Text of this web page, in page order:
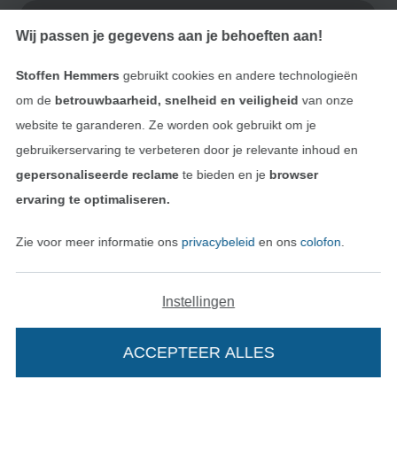
Contact
Bestelling herroepen
Vind meer inspiratie
Wij passen je gegevens aan je behoeften aan!
Stoffen Hemmers gebruikt cookies en andere technologieën
om de betrouwbaarheid, snelheid en veiligheid van onze
website te garanderen. Ze worden ook gebruikt om je
gebruikerservaring te verbeteren door je relevante inhoud en
gepersonaliseerde reclamete bieden en je browser
ervaring te optimaliseren.
Zie voor meer informatie ons privacybeleid en ons colofon
Instellingen
ACCEPTEER ALLES